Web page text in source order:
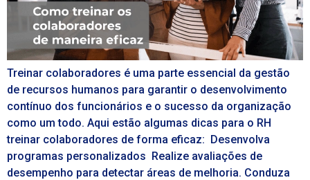
Treinar colaboradores é uma parte essencial da gestão
de recursos humanos para garantir o desenvolvimento
contínuo dos funcionários e o sucesso da organização
como um todo. Aqui estão algumas dicas para o RH
treinar colaboradores de forma eficaz: Desenvolva
programas personalizados Realize avaliações de
desempenho para detectar áreas de melhoria. Conduza